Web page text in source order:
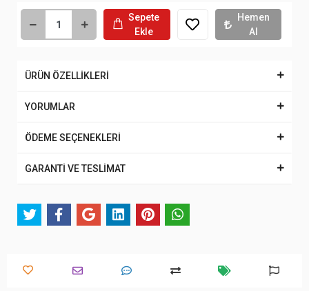
Sepete
Ekle
Hemen
Al
ÜRÜN ÖZELLİKLERİ
YORUMLAR
ÖDEME SEÇENEKLERİ
GARANTİ VE TESLİMAT